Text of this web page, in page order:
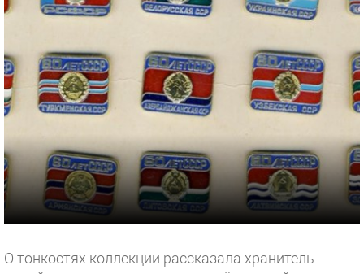
О тонкостях коллекции рассказала хранитель